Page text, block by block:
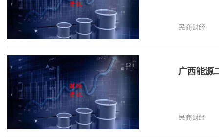
民商财经
广西能源
民商财经